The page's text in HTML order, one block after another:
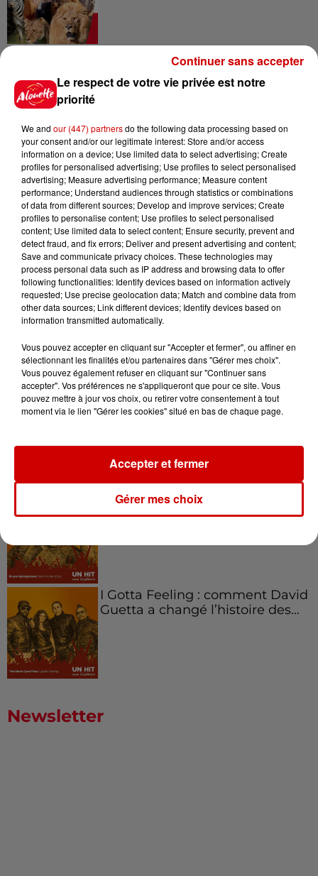
Destination Vacances - Gagnez
votre séjour en famille au cœur
de la...
Destination Vacances : inscrivez-
vous !
Podcasts Voir plus
Kelly Massol, figure
emblématique de
l'entrepreneuriat féminin
Aménager un school bus au
Canada et accueillir les bleus à
Born in the U.S.A - Bruce
Springsteen : la chanson que
I Gotta Feeling : comment David
Guetta a changé l’histoire des...
Newsletter
Le respect de votre vie privée est notre
priorité
We and our (447) partnersdo the following data processing based on
your consent and/or our legitimate interest: Store and/or access
information on a device; Use limited data to select advertising; Create
profiles for personalised advertising; Use profiles to select personalised
advertising; Measure advertising performance; Measure content
performance; Understand audiences through statistics or combinations
of data from different sources; Develop and improve services; Create
profiles to personalise content; Use profiles to select personalised
content; Use limited data to select content; Ensure security, prevent and
detect fraud, and fix errors; Deliver and present advertising and content;
Save and communicate privacy choices. These technologies may
process personal data such as IP address and browsing data to offer
following functionalities: Identify devices based on information actively
requested; Use precise geolocation data; Match and combine data from
other data sources; Link different devices; Identify devices based on
information transmitted automatically.
Vous pouvez accepter en cliquant sur "Accepter et fermer", ou affiner en
sélectionnant les finalités et/ou partenaires dans "Gérer mes choix".
Vous pouvez également refuser en cliquant sur "Continuer sans
accepter". Vos préférences ne s'appliqueront que pour ce site. Vous
pouvez mettre à jour vos choix, ou retirer votre consentement à tout
moment via le lien "Gérer les cookies" situé en bas de chaque page.
Gérer mes choix
Accepter et fermer
Continuer sans accepter